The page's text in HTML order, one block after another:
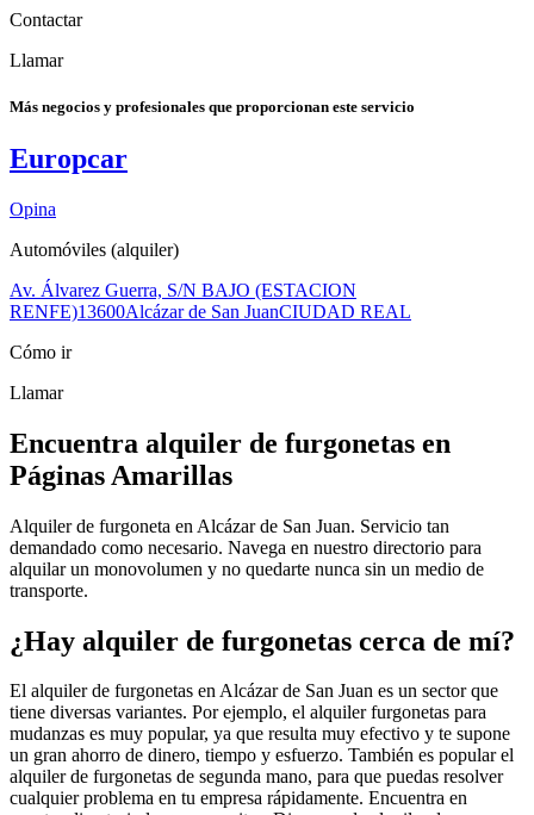
Contactar
Llamar
Más negocios y profesionales que proporcionan este servicio
Europcar
Opina
Automóviles (alquiler)
Av. Álvarez Guerra, S/N BAJO (ESTACION
RENFE)13600Alcázar de San JuanCIUDAD REAL
Cómo ir
Llamar
Encuentra alquiler de furgonetas en
Páginas Amarillas
Alquiler de furgoneta en Alcázar de San Juan. Servicio tan
demandado como necesario. Navega en nuestro directorio para
alquilar un monovolumen y no quedarte nunca sin un medio de
transporte.
¿Hay alquiler de furgonetas cerca de mí?
El alquiler de furgonetas en Alcázar de San Juan es un sector que
tiene diversas variantes. Por ejemplo, el alquiler furgonetas para
mudanzas es muy popular, ya que resulta muy efectivo y te supone
un gran ahorro de dinero, tiempo y esfuerzo. También es popular el
alquiler de furgonetas de segunda mano, para que puedas resolver
cualquier problema en tu empresa rápidamente. Encuentra en